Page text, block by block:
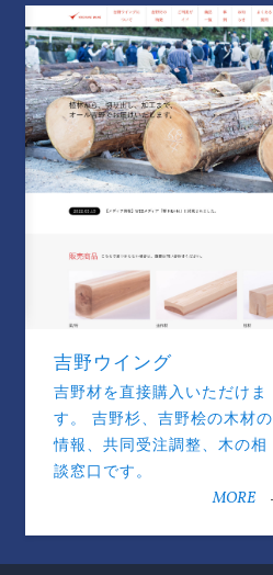
吉野ウイング
吉野材を直接購入いただけま
す。 吉野杉、吉野桧の木材の
情報、共同受注調整、木の相
談窓口です。
MORE